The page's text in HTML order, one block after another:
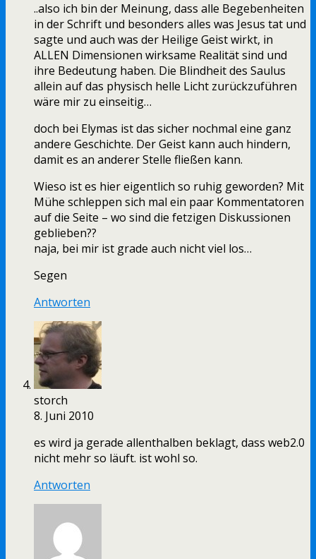
..also ich bin der Meinung, dass alle Begebenheiten
in der Schrift und besonders alles was Jesus tat und
sagte und auch was der Heilige Geist wirkt, in
ALLEN Dimensionen wirksame Realität sind und
ihre Bedeutung haben. Die Blindheit des Saulus
allein auf das physisch helle Licht zurückzuführen
wäre mir zu einseitig…
doch bei Elymas ist das sicher nochmal eine ganz
andere Geschichte. Der Geist kann auch hindern,
damit es an anderer Stelle fließen kann.
Wieso ist es hier eigentlich so ruhig geworden? Mit
Mühe schleppen sich mal ein paar Kommentatoren
auf die Seite – wo sind die fetzigen Diskussionen
geblieben??
naja, bei mir ist grade auch nicht viel los…
Segen
Antworten
storch
8. Juni 2010
es wird ja gerade allenthalben beklagt, dass web2.0
nicht mehr so läuft. ist wohl so.
Antworten